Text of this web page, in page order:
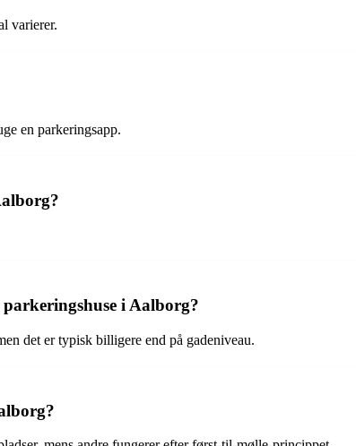
varierer.
en parkeringsapp.
i Aalborg?
det er typisk billigere end på gadeniveau.